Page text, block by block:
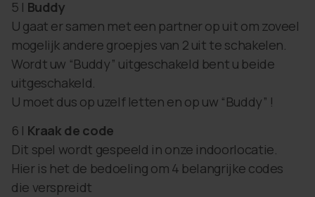
5 | Buddy
U gaat er samen met een partner op uit om zoveel
mogelijk andere groepjes van 2 uit te schakelen.
Wordt uw “Buddy” uitgeschakeld bent u beide
uitgeschakeld.
U moet dus op uzelf letten en op uw “Buddy” !
6 | Kraak de code
Dit spel wordt gespeeld in onze indoorlocatie.
Hier is het de bedoeling om 4 belangrijke codes
die verspreidt